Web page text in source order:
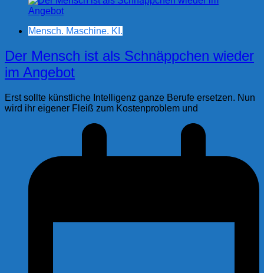
Mensch. Maschine. KI.
Der Mensch ist als Schnäppchen wieder
im Angebot
Erst sollte künstliche Intelligenz ganze Berufe ersetzen. Nun
wird ihr eigener Fleiß zum Kostenproblem und